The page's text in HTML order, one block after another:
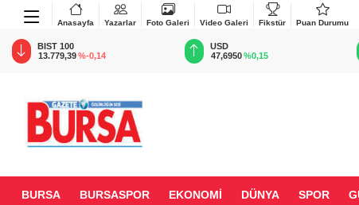
Anasayfa Yazarlar Foto Galeri Video Galeri Fikstür Puan Durumu
BIST 100
13.779,39%-0,14
USD
47,6950 %0,15
BURSA BURSASPOR EKONOMİ DÜNYA SPOR